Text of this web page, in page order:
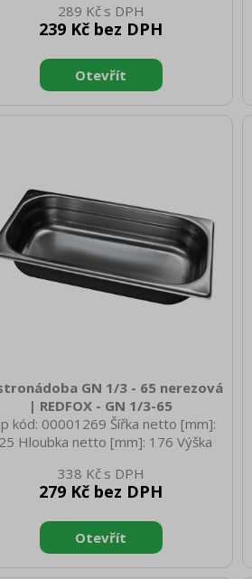
Šířka brutto [mm]: 350 Hloubka
[mm]: 540 Výška brutto [mm]:
AISI 304 Vnější barva zařízení:
Hloubka GN zařízení [mm]:
GN / EN zařízení [mm]: GN
289 Kč
239 Kč bez DPH
GN 1/3 - 65 nerezová
| REDFOX - GN 1/3-65
kód: 00001269 Šířka netto [mm]:
Hloubka netto [mm]: 176 Výška
Šířka brutto [mm]: 350 Hloubka
[mm]: 540 Výška brutto [mm]:
AISI 304 Vnější barva zařízení:
Hloubka GN zařízení [mm]:
GN / EN zařízení [mm]: GN
338 Kč
279 Kč bez DPH